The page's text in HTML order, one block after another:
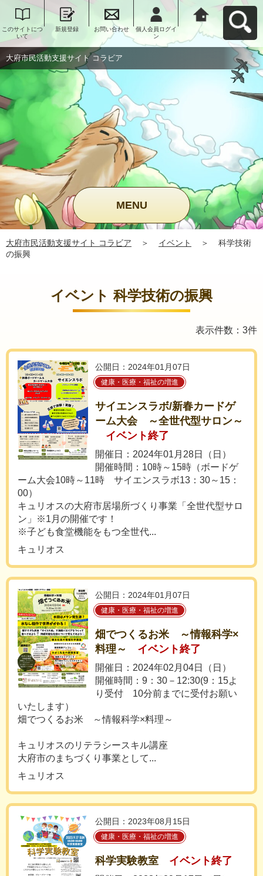
このサイトにつ
いて
新規登録 お問い合わせ
個人会員ログイ
ン
大府市民活動支
援サイト コラビ
アへ戻る
大府市民活動支援サイト コラビア
MENU
大府市民活動支援サイト コラビア ＞ イベント ＞
科学技術
の振興
イベント 科学技術の振興
表示件数：3件
公開日：2024年01月07日
健康・医療・福祉の増進
サイエンスラボ/新春カードゲ
ーム大会 ～全世代型サロン～
イベント終了
開催日：2024年01月28日（日）
開催時間：10時～15時（ボードゲ
ーム大会10時～11時 サイエンスラボ13：30～15：
00）
キュリオスの大府市居場所づくり事業「全世代型サロ
ン」※1月の開催です！
※子ども食堂機能をもつ全世代...
キュリオス
公開日：2024年01月07日
健康・医療・福祉の増進
畑でつくるお米 ～情報科学×
料理～
イベント終了
開催日：2024年02月04日（日）
開催時間：9：30－12:30(9：15よ
り受付 10分前までに受付お願い
いたします）
畑でつくるお米 ～情報科学×料理～
キュリオスのリテラシースキル講座
大府市のまちづくり事業として...
キュリオス
公開日：2023年08月15日
健康・医療・福祉の増進
科学実験教室 イベント終了